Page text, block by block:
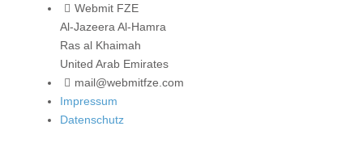
Webmit FZE
Al-Jazeera Al-Hamra
Ras al Khaimah
United Arab Emirates
mail@webmitfze.com
Impressum
Datenschutz